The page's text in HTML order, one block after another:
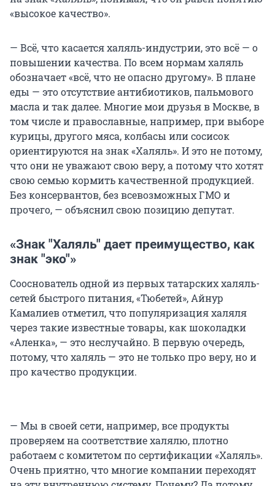
«высокое качество».
— Всё, что касается халяль-индустрии, это всё — о
повышении качества. По всем нормам халяль
обозначает «всё, что не опасно другому». В плане
еды — это отсутствие антибиотиков, пальмового
масла и так далее. Многие мои друзья в Москве, в
том числе и православные, например, при выборе
курицы, другого мяса, колбасы или сосисок
ориентируются на знак «Халяль». И это не потому,
что они не уважают свою веру, а потому что хотят
свою семью кормить качественной продукцией.
Без консервантов, без всевозможных ГМО и
прочего, — объяснил свою позицию депутат.
«Знак "Халяль" дает преимущество, как
знак "эко"»
Сооснователь одной из первых татарских халяль-
сетей быстрого питания, «Тюбетей», Айнур
Камалиев отметил, что популяризация халяля
через такие известные товары, как шоколадки
«Аленка», — это неслучайно. В первую очередь,
потому, что халяль — это не только про веру, но и
про качество продукции.
— Мы в своей сети, например, все продукты
проверяем на соответствие халялю, плотно
работаем с комитетом по сертификации «Халяль».
Очень приятно, что многие компании переходят